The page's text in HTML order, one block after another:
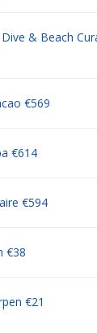
& Beach
€569
€614
€594
€38
€21